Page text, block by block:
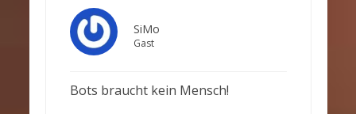
SiMo
Gast
Bots braucht kein Mensch!